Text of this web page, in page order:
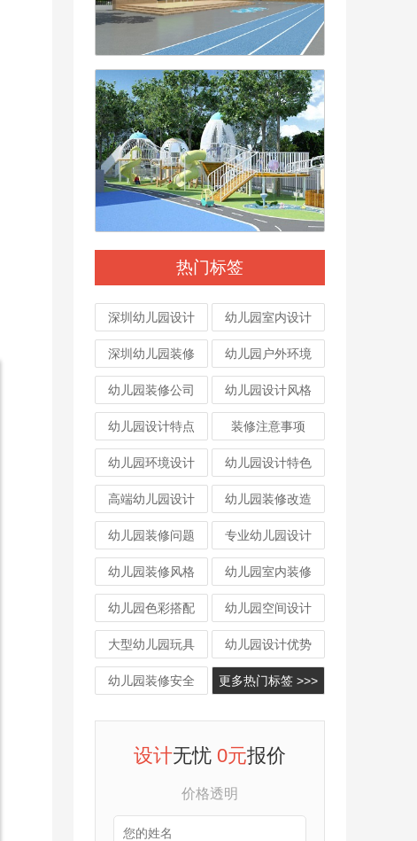
热门标签
深圳幼儿园设计 幼儿园室内设计
深圳幼儿园装修 幼儿园户外环境
幼儿园装修公司 幼儿园设计风格
幼儿园设计特点 装修注意事项
幼儿园环境设计 幼儿园设计特色
高端幼儿园设计 幼儿园装修改造
幼儿园装修问题 专业幼儿园设计
幼儿园装修风格 幼儿园室内装修
幼儿园色彩搭配 幼儿园空间设计
大型幼儿园玩具 幼儿园设计优势
幼儿园装修安全 更多热门标签 >>>
设计无忧0元报价
价格透明